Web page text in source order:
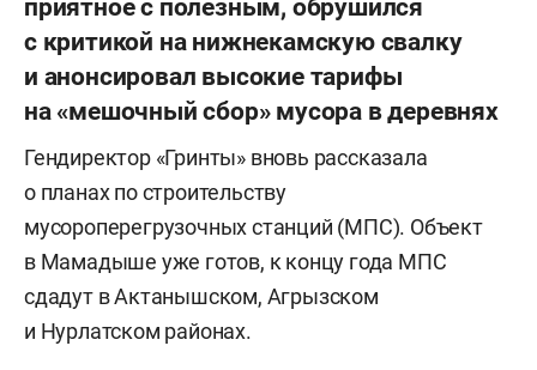
приятное с полезным, обрушился
с критикой на нижнекамскую свалку
и анонсировал высокие тарифы
на «мешочный сбор» мусора в деревнях
Гендиректор «Гринты» вновь рассказала
о планах по строительству
мусороперегрузочных станций (МПС). Объект
в Мамадыше уже готов, к концу года МПС
сдадут в Актанышском, Агрызском
и Нурлатском районах.